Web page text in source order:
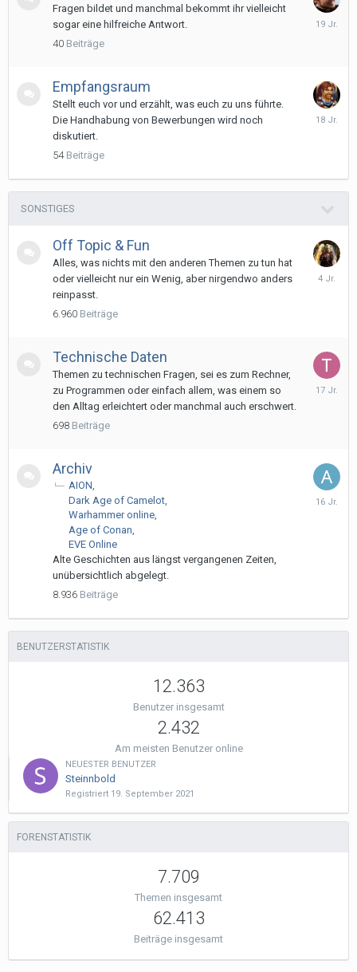
Fragen bildet und manchmal bekommt ihr vielleicht
sogar eine hilfreiche Antwort.
40 Beiträge
8.
Empfangsraum
Stellt euch vor und erzählt, was euch zu uns führte.
Die Handhabung von Bewerbungen wird noch
diskutiert.
54 Beiträge
20.
SONSTIGES
Off Topic & Fun
Alles, was nichts mit den anderen Themen zu tun hat
oder vielleicht nur ein Wenig, aber nirgendwo anders
reinpasst.
6.960 Beiträge
24.
Technische Daten
Themen zu technischen Fragen, sei es zum Rechner,
zu Programmen oder einfach allem, was einem so
den Alltag erleichtert oder manchmal auch erschwert.
698 Beiträge
4.
Archiv
AION
Dark Age of Camelot
Warhammer online
Age of Conan
EVE Online
Alte Geschichten aus längst vergangenen Zeiten,
unübersichtlich abgelegt.
8.936 Beiträge
3.
BENUTZERSTATISTIK
12.363
Benutzer insgesamt
2.432
Am meisten Benutzer online
NEUESTER BENUTZER
Steinnbold
Registriert 19. September 2021
FORENSTATISTIK
7.709
Themen insgesamt
62.413
Beiträge insgesamt